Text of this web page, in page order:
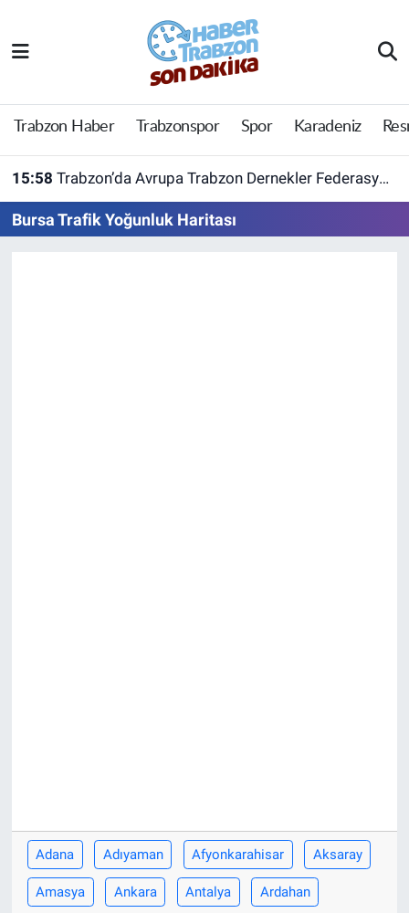
Trabzon Haber Trabzonspor Spor Karadeniz
15:58 Trabzon’da Avrupa Trabzon Dernekler Federasyonu açıldı
Bursa Trafik Yoğunluk Haritası
Adana Adıyaman Afyonkarahisar Aksaray
Amasya Ankara Antalya Ardahan
Trabzon Haber
Trabzonspor
Karadeniz
Trabzon Nöbetçi Eczaneler
Trabzon Hava Durumu
Trabzon Trafik Yoğunluk Haritası